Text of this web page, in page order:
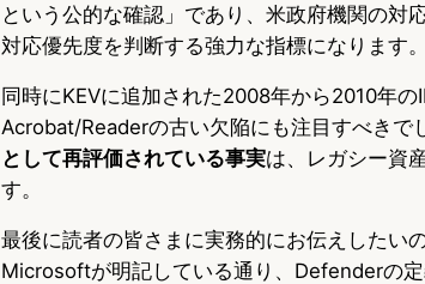
という公的な確認」であり、米政府機関の対
対応優先度を判断する強力な指標になります。
同時にKEVに追加された2008年から2010年
Acrobat/Readerの古い欠陥にも注目すべきで
として再評価されている事実は、レガシー資
す。
最後に読者の皆さまに実務的にお伝えしたい
Microsoftが明記している通り、Defenderの